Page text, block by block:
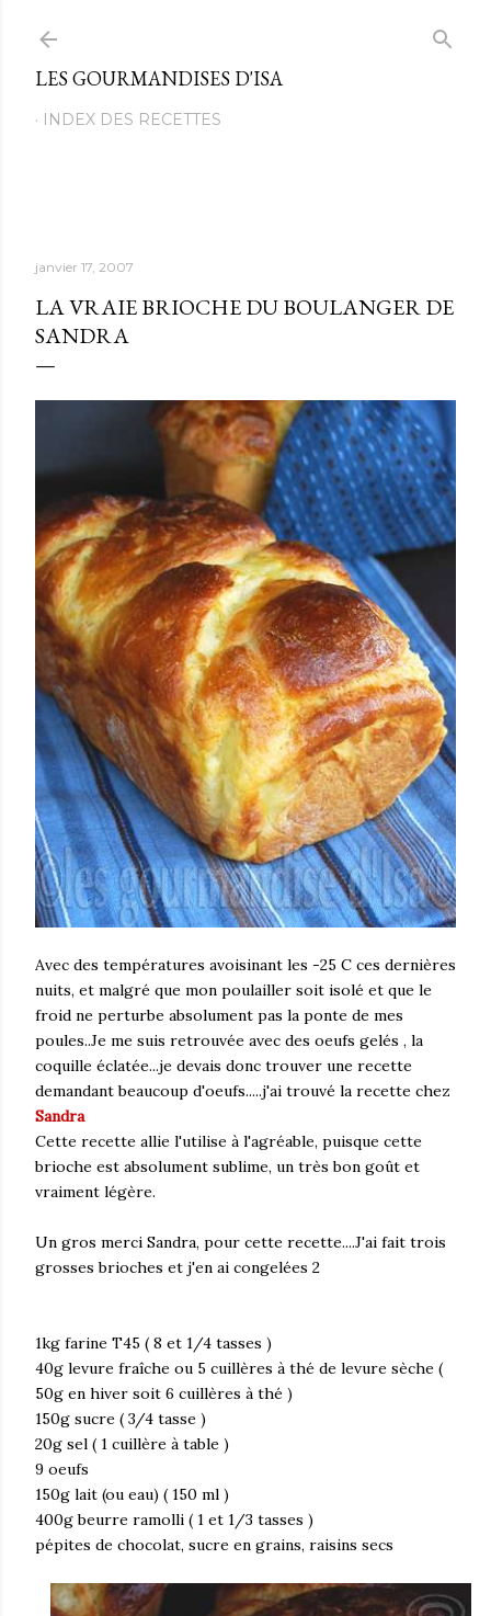
LES GOURMANDISES D'ISA
INDEX DES RECETTES
janvier 17, 2007
LA VRAIE BRIOCHE DU BOULANGER DE
SANDRA
Avec des températures avoisinant les -25 C ces dernières
nuits, et malgré que mon poulailler soit isolé et que le
froid ne perturbe absolument pas la ponte de mes
poules..Je me suis retrouvée avec des oeufs gelés , la
coquille éclatée...je devais donc trouver une recette
demandant beaucoup d'oeufs.....j'ai trouvé la recette chez
Sandra
Cette recette allie l'utilise à l'agréable, puisque cette
brioche est absolument sublime, un très bon goût et
vraiment légère.
Un gros merci Sandra, pour cette recette....J'ai fait trois
grosses brioches et j'en ai congelées 2
1kg farine T45 ( 8 et 1/4 tasses )
40g levure fraîche ou 5 cuillères à thé de levure sèche (
50g en hiver soit 6 cuillères à thé )
150g sucre ( 3/4 tasse )
20g sel ( 1 cuillère à table )
9 oeufs
150g lait (ou eau) ( 150 ml )
400g beurre ramolli ( 1 et 1/3 tasses )
pépites de chocolat, sucre en grains, raisins secs